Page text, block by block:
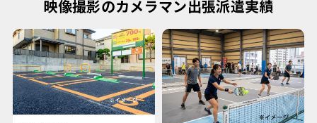
映像撮影のカメラマン出張派遣実績